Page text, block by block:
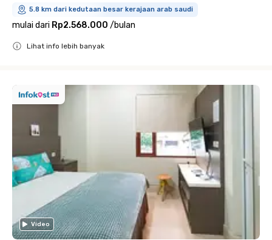
5.8 km dari kedutaan besar kerajaan arab saudi
mulai dari Rp2.568.000 /bulan
Lihat info lebih banyak
Video